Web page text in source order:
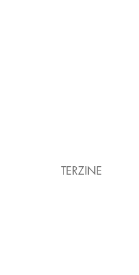
TERZINE